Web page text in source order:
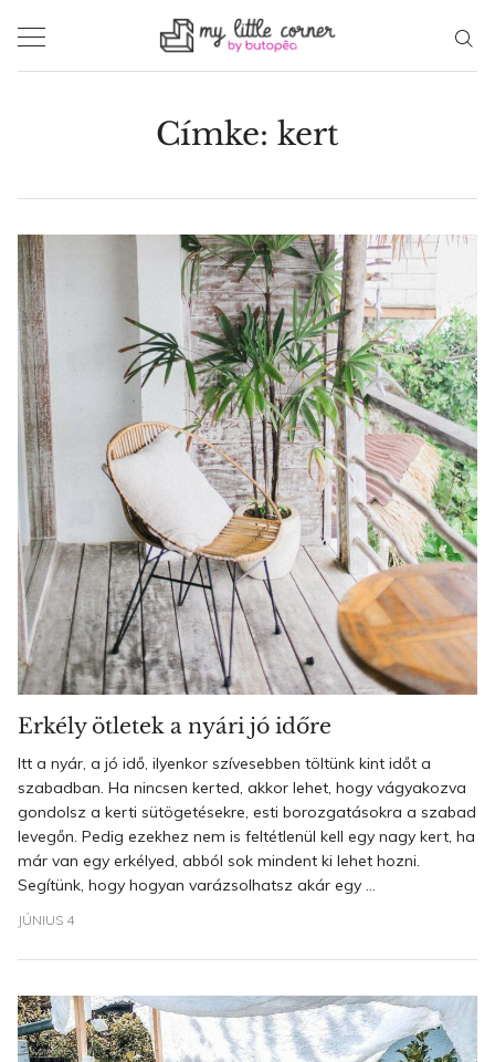
Címke: kert
Erkély ötletek a nyári jó időre
Itt a nyár, a jó idő, ilyenkor szívesebben töltünk kint időt a
szabadban. Ha nincsen kerted, akkor lehet, hogy vágyakozva
gondolsz a kerti sütögetésekre, esti borozgatásokra a szabad
levegőn. Pedig ezekhez nem is feltétlenül kell egy nagy kert, ha
már van egy erkélyed, abból sok mindent ki lehet hozni.
Segítünk, hogy hogyan varázsolhatsz akár egy ...
JÚNIUS 4